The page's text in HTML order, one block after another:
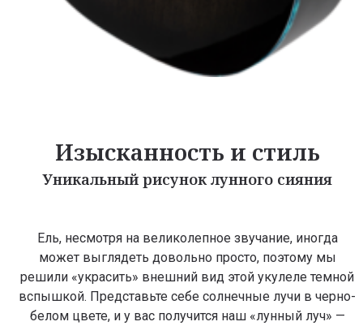
Изысканность и стиль
Уникальный рисунок лунного сияния
Ель, несмотря на великолепное звучание, иногда
может выглядеть довольно просто, поэтому мы
решили «украсить» внешний вид этой укулеле темной
вспышкой. Представьте себе солнечные лучи в черно-
белом цвете, и у вас получится наш «лунный луч» —